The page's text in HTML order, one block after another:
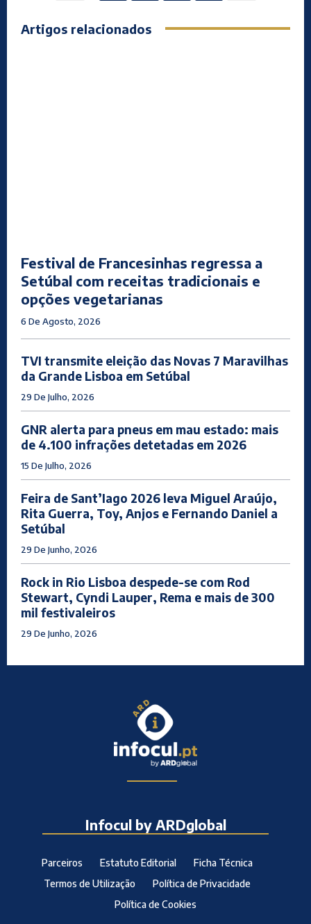
Artigos relacionados
Festival de Francesinhas regressa a
Setúbal com receitas tradicionais e
opções vegetarianas
6 De Agosto, 2026
TVI transmite eleição das Novas 7 Maravilhas
da Grande Lisboa em Setúbal
29 De Julho, 2026
GNR alerta para pneus em mau estado: mais
de 4.100 infrações detetadas em 2026
15 De Julho, 2026
Feira de Sant’Iago 2026 leva Miguel Araújo,
Rita Guerra, Toy, Anjos e Fernando Daniel a
Setúbal
29 De Junho, 2026
Rock in Rio Lisboa despede-se com Rod
Stewart, Cyndi Lauper, Rema e mais de 300
mil festivaleiros
29 De Junho, 2026
Infocul by ARDglobal
Parceiros Estatuto Editorial
Ficha Técnica
Termos de Utilização
Política de Privacidade
Política de Cookies